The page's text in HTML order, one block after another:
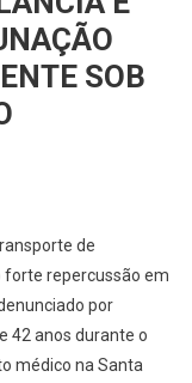
SOB
de
forte repercussão em
por
42 anos durante o
médico na Santa